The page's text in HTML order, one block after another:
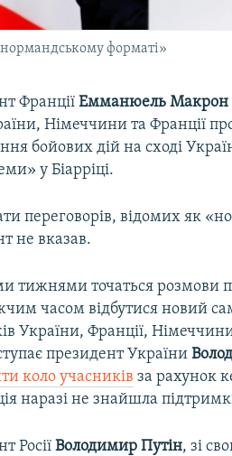
форматі»
ФранціїЕмманюель Макрон
Німеччини та Франції
бойових дій на сході
у Біарріці.
переговорів, відомих як
не вказав.
тижнями точаться розмови
часом відбутися новий
України, Франції,
президент України
коло учасників за рахунок
наразі не знайшла
Росії Володимир Путін, зі